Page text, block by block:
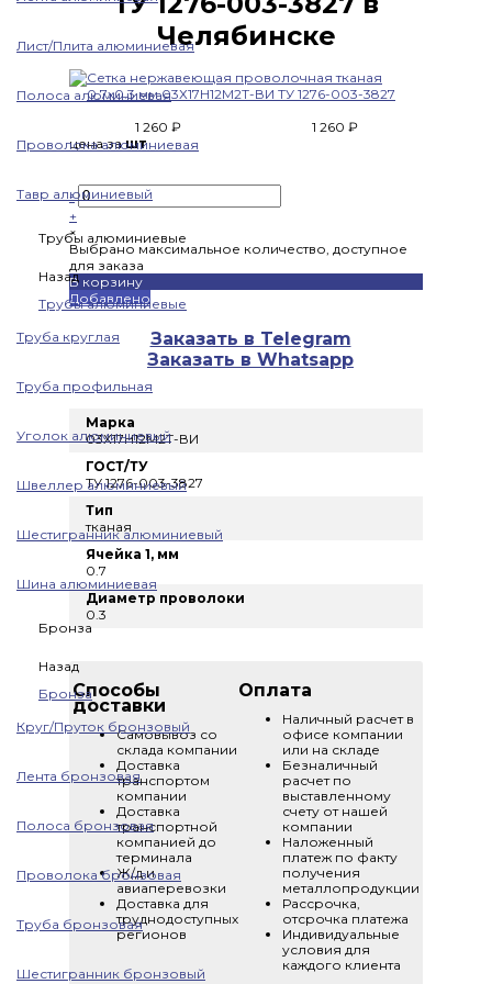
Лист/Плита алюминиевая
Полоса алюминиевая
Проволока алюминиевая
Тавр алюминиевый
Трубы алюминиевые
Назад
Трубы алюминиевые
Труба круглая
Труба профильная
Уголок алюминиевый
Швеллер алюминиевый
Шестигранник алюминиевый
Шина алюминиевая
Бронза
Назад
Бронза
Круг/Пруток бронзовый
Лента бронзовая
Полоса бронзовая
Проволока бронзовая
Труба бронзовая
Шестигранник бронзовый
Челябинске
1 260 ₽
1 260 ₽
цена зашт
-
+
×
Выбрано максимальное количество, доступное
для заказа
В корзину
Добавлено
Заказать в Telegram
Заказать в Whatsapp
Марка
03Х17Н12М2Т-ВИ
ГОСТ/ТУ
ТУ 1276-003-3827
Тип
тканая
Ячейка 1, мм
0.7
Диаметр проволоки
0.3
Способы
доставки
Самовывоз со
склада компании
Доставка
транспортом
компании
Доставка
транспортной
компанией до
терминала
Ж/д и
авиаперевозки
Доставка для
труднодоступных
регионов
Оплата
Наличный расчет в
офисе компании
или на складе
Безналичный
расчет по
выставленному
счету от нашей
компании
Наложенный
платеж по факту
получения
металлопродукции
Рассрочка,
отсрочка платежа
Индивидуальные
условия для
каждого клиента